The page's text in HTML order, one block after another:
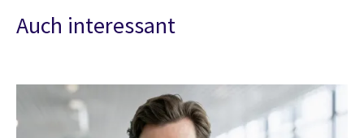
Auch interessant